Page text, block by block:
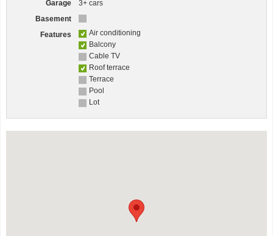
Garage
3+ cars
Basement
Features
Air conditioning
Balcony
Cable TV
Roof terrace
Terrace
Pool
Lot